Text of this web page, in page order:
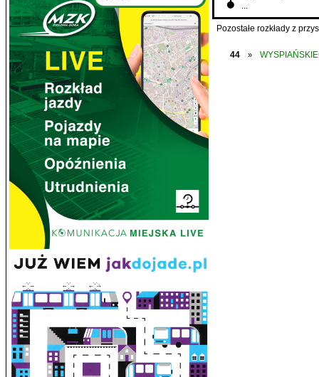
Pozostałe rozkłady z
44 »